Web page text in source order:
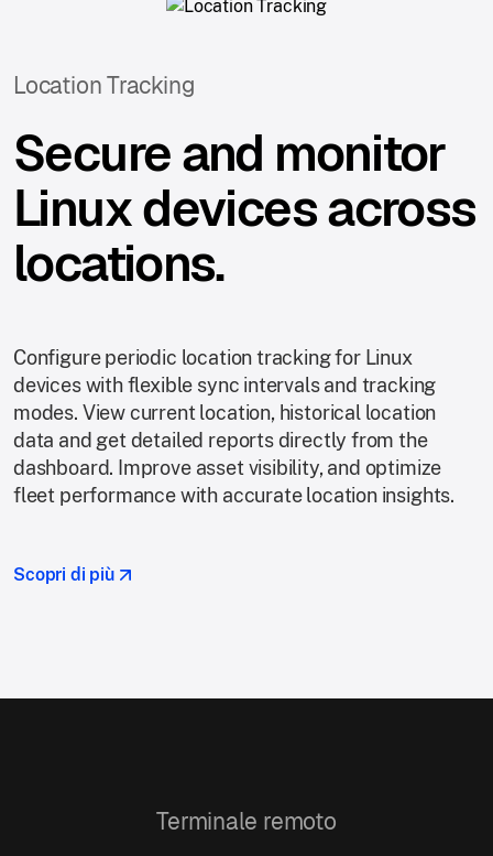
Location Tracking
Secure and monitor
Linux devices across
locations.
Configure periodic location tracking for Linux
devices with flexible sync intervals and tracking
modes. View current location, historical location
data and get detailed reports directly from the
dashboard. Improve asset visibility, and optimize
fleet performance with accurate location insights.
Scopri di più
Terminale remoto